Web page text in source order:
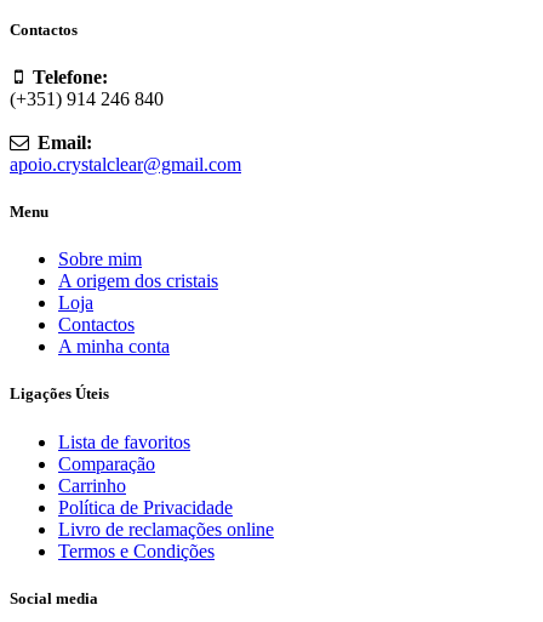
Contactos
Telefone:
(+351) 914 246 840
Email:
apoio.crystalclear@gmail.com
Menu
Sobre mim
A origem dos cristais
Loja
Contactos
A minha conta
Ligações Úteis
Lista de favoritos
Comparação
Carrinho
Política de Privacidade
Livro de reclamações online
Termos e Condições
Social media